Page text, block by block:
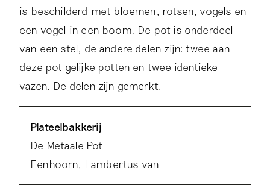
is beschilderd met bloemen, rotsen, vogels en
een vogel in een boom. De pot is onderdeel
van een stel, de andere delen zijn: twee aan
deze pot gelijke potten en twee identieke
vazen. De delen zijn gemerkt.
Plateelbakkerij
De Metaale Pot
Eenhoorn, Lambertus van